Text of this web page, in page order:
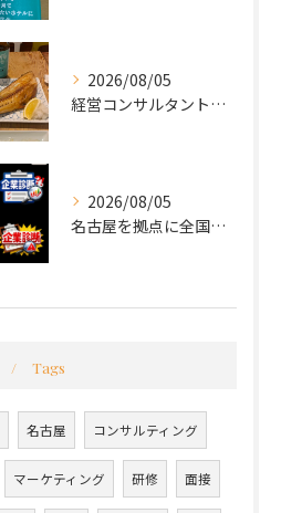
2026/08/05
経営コンサルタントのモーちゃん・毛利京申です。
2026/08/05
名古屋を拠点に全国で活動する 経営コンサルタントの 毛利京申...
Tags
名古屋 コンサルティング
マーケティング 研修 面接